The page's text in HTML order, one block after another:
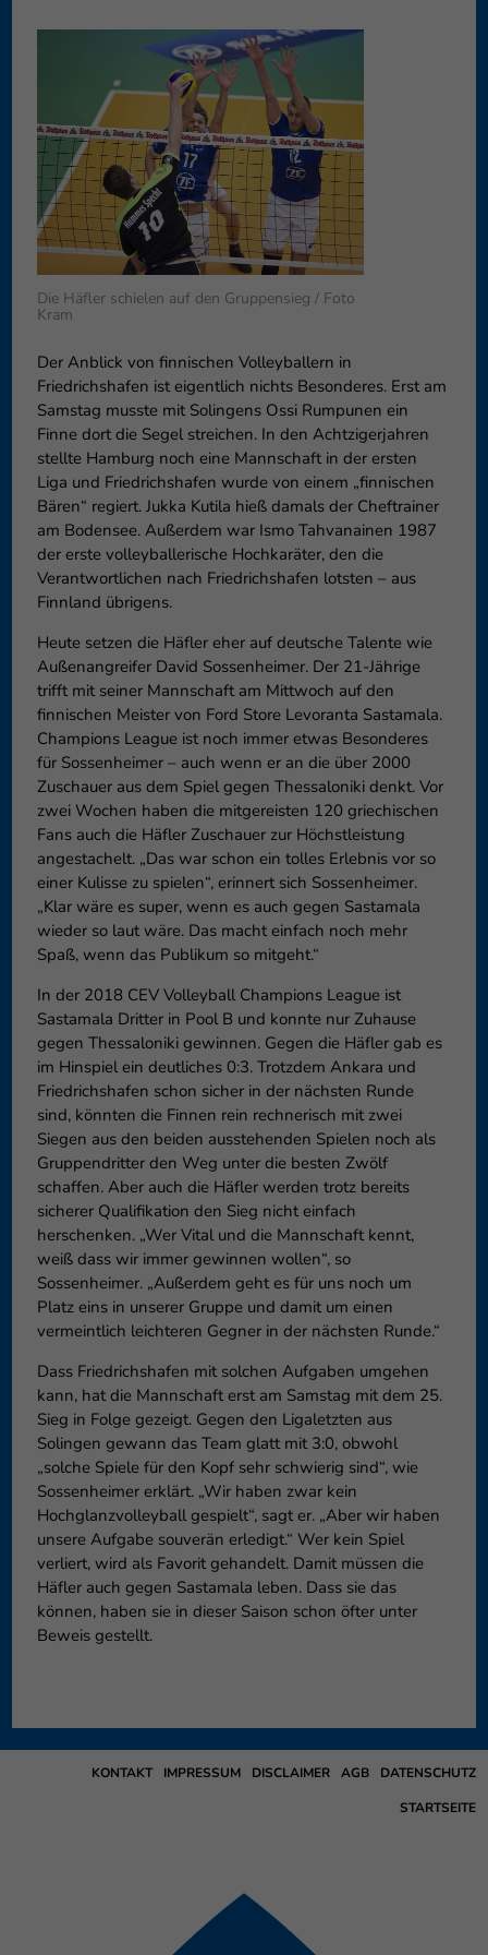
Die Häfler schielen auf den Gruppensieg / Foto
Kram
Der Anblick von finnischen Volleyballern in
Friedrichshafen ist eigentlich nichts Besonderes. Erst am
Samstag musste mit Solingens Ossi Rumpunen ein
Finne dort die Segel streichen. In den Achtzigerjahren
stellte Hamburg noch eine Mannschaft in der ersten
Liga und Friedrichshafen wurde von einem „finnischen
Bären“ regiert. Jukka Kutila hieß damals der Cheftrainer
am Bodensee. Außerdem war Ismo Tahvanainen 1987
der erste volleyballerische Hochkaräter, den die
Verantwortlichen nach Friedrichshafen lotsten – aus
Finnland übrigens.
Heute setzen die Häfler eher auf deutsche Talente wie
Außenangreifer David Sossenheimer. Der 21-Jährige
trifft mit seiner Mannschaft am Mittwoch auf den
finnischen Meister von Ford Store Levoranta Sastamala.
Champions League ist noch immer etwas Besonderes
für Sossenheimer – auch wenn er an die über 2000
Zuschauer aus dem Spiel gegen Thessaloniki denkt. Vor
zwei Wochen haben die mitgereisten 120 griechischen
Fans auch die Häfler Zuschauer zur Höchstleistung
angestachelt. „Das war schon ein tolles Erlebnis vor so
einer Kulisse zu spielen“, erinnert sich Sossenheimer.
„Klar wäre es super, wenn es auch gegen Sastamala
wieder so laut wäre. Das macht einfach noch mehr
Spaß, wenn das Publikum so mitgeht.“
In der 2018 CEV Volleyball Champions League ist
Sastamala Dritter in Pool B und konnte nur Zuhause
gegen Thessaloniki gewinnen. Gegen die Häfler gab es
im Hinspiel ein deutliches 0:3. Trotzdem Ankara und
Friedrichshafen schon sicher in der nächsten Runde
sind, könnten die Finnen rein rechnerisch mit zwei
Siegen aus den beiden ausstehenden Spielen noch als
Gruppendritter den Weg unter die besten Zwölf
schaffen. Aber auch die Häfler werden trotz bereits
sicherer Qualifikation den Sieg nicht einfach
herschenken. „Wer Vital und die Mannschaft kennt,
weiß dass wir immer gewinnen wollen“, so
Sossenheimer. „Außerdem geht es für uns noch um
Platz eins in unserer Gruppe und damit um einen
vermeintlich leichteren Gegner in der nächsten Runde.“
Dass Friedrichshafen mit solchen Aufgaben umgehen
kann, hat die Mannschaft erst am Samstag mit dem 25.
Sieg in Folge gezeigt. Gegen den Ligaletzten aus
Solingen gewann das Team glatt mit 3:0, obwohl
„solche Spiele für den Kopf sehr schwierig sind“, wie
Sossenheimer erklärt. „Wir haben zwar kein
Hochglanzvolleyball gespielt“, sagt er. „Aber wir haben
unsere Aufgabe souverän erledigt.“ Wer kein Spiel
verliert, wird als Favorit gehandelt. Damit müssen die
Häfler auch gegen Sastamala leben. Dass sie das
können, haben sie in dieser Saison schon öfter unter
Beweis gestellt.
DATENSCHUTZ
AGB
DISCLAIMER
IMPRESSUM
KONTAKT
STARTSEITE
Essenziell (1)
Essenzielle Cookies
Funktion der Website
Externe Medien (6)
Inhalte von Videoplattformen
blockiert. Wenn Cookies von
diese Inhalte keiner manuellen